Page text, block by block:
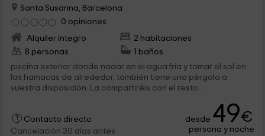
Santa Susanna, Barcelona
0 opiniones
Alquiler íntegro
2 habitaciones
8 personas
1 baños
piscina exterior donde nadar en el agua fría y tomar el sol en
las hamacas de alrededor, también tiene una pérgola a
vuestra disposición. La compartiréis con el resto...
Contacto directo
Cancelación 30 días antes
desde 49€
persona y noche